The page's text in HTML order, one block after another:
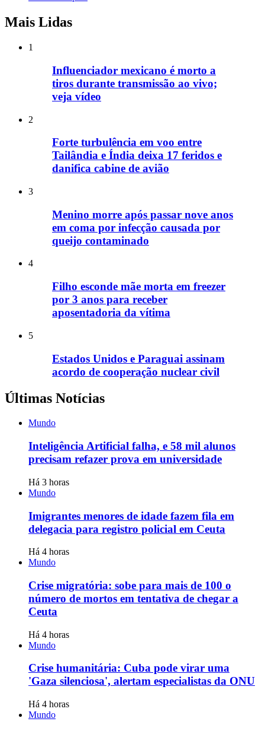
Mais Lidas
1
Influenciador mexicano é morto a
tiros durante transmissão ao vivo;
veja vídeo
2
Forte turbulência em voo entre
Tailândia e Índia deixa 17 feridos e
danifica cabine de avião
3
Menino morre após passar nove anos
em coma por infecção causada por
queijo contaminado
4
Filho esconde mãe morta em freezer
por 3 anos para receber
aposentadoria da vítima
5
Estados Unidos e Paraguai assinam
acordo de cooperação nuclear civil
Últimas Notícias
Mundo
Inteligência Artificial falha, e 58 mil alunos
precisam refazer prova em universidade
Há 3 horas
Mundo
Imigrantes menores de idade fazem fila em
delegacia para registro policial em Ceuta
Há 4 horas
Mundo
Crise migratória: sobe para mais de 100 o
número de mortos em tentativa de chegar a
Ceuta
Há 4 horas
Mundo
Crise humanitária: Cuba pode virar uma
'Gaza silenciosa', alertam especialistas da ONU
Há 4 horas
Mundo